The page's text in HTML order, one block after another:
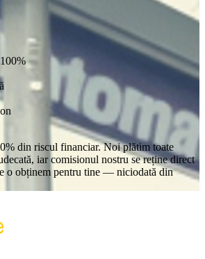
din riscul financiar. Noi plătim toate
iar comisionul nostru se reține direct
o obținem pentru tine — niciodată din